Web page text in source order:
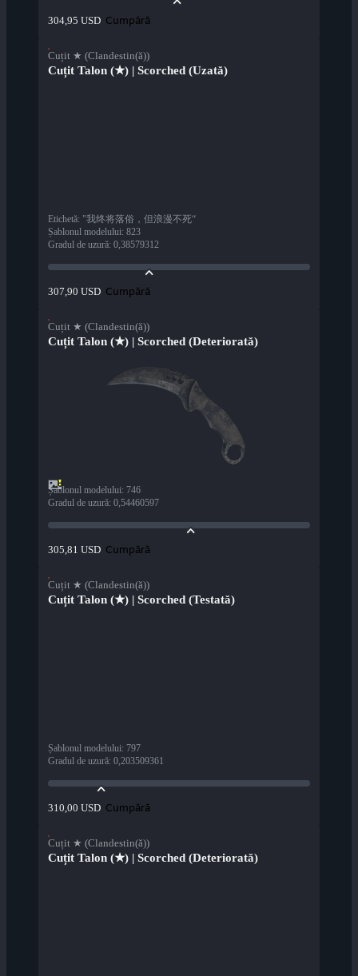
304,95 USD Cumpără
Cuțit ★ (Clandestin(ă))
Cuțit Talon (★) | Scorched (Uzată)
Etichetă: "我终将落俗，但浪漫不死“
Șablonul modelului: 823
Gradul de uzură: 0,38579312
307,90 USD Cumpără
Cuțit ★ (Clandestin(ă))
Cuțit Talon (★) | Scorched (Deteriorată)
Șablonul modelului: 746
Gradul de uzură: 0,54460597
305,81 USD Cumpără
Cuțit ★ (Clandestin(ă))
Cuțit Talon (★) | Scorched (Testată)
Șablonul modelului: 797
Gradul de uzură: 0,203509361
310,00 USD Cumpără
Cuțit ★ (Clandestin(ă))
Cuțit Talon (★) | Scorched (Deteriorată)